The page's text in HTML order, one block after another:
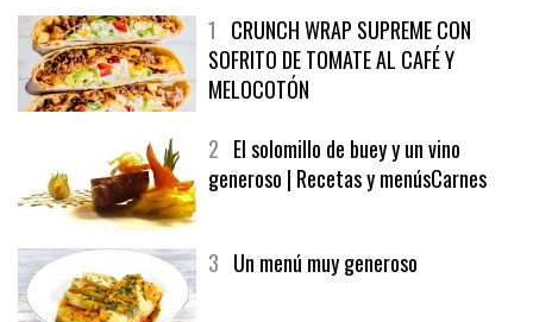
1 CRUNCH WRAP SUPREME CON
SOFRITO DE TOMATE AL CAFÉ Y
MELOCOTÓN
2 El solomillo de buey y un vino
generoso | Recetas y menúsCarnes
3 Un menú muy generoso